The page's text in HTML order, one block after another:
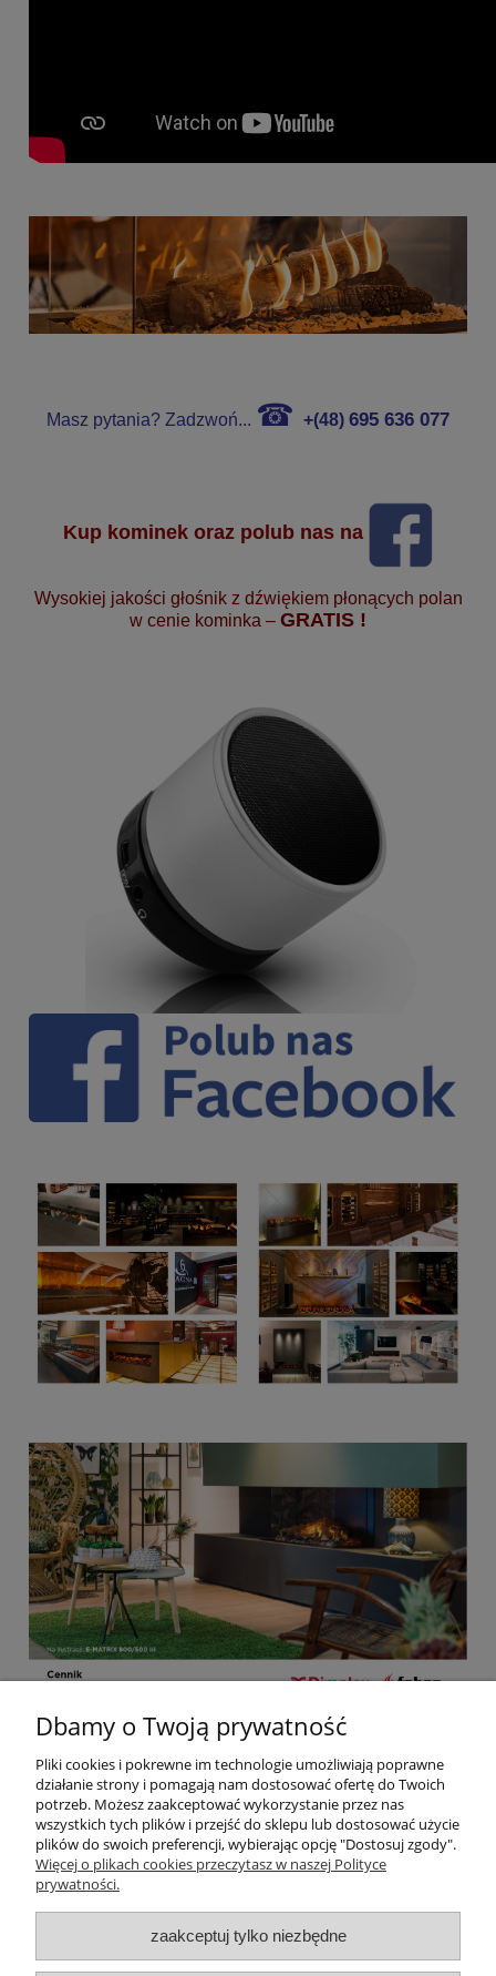
Masz pytania? Zadzwoń... ☎ +(48) 695 636 077
Kup kominek oraz polub nas na
Wysokiej jakości głośnik z dźwiękiem płonących polan
w cenie kominka – GRATIS !
Pomoc
Moje konto
Płatności i dostawa
Informacje
Dbamy o Twoją prywatność
Pliki cookies i pokrewne im technologie umożliwiają poprawne
działanie strony i pomagają nam dostosować ofertę do Twoich
potrzeb. Możesz zaakceptować wykorzystanie przez nas
wszystkich tych plików i przejść do sklepu lub dostosować użycie
plików do swoich preferencji, wybierając opcję "Dostosuj zgody".
Więcej o plikach cookies przeczytasz w naszej Polityce
prywatności.
zaakceptuj tylko niezbędne